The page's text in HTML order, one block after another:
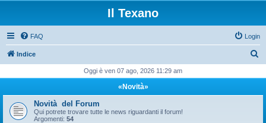
Il Texano
FAQ Login
Indice
c
Oggi è ven 07 ago, 2026 11:29 am
«Novità»
Novità del Forum
Qui potrete trovare tutte le news riguardanti il forum!
Argomenti: 54